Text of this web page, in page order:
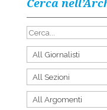
Cerca